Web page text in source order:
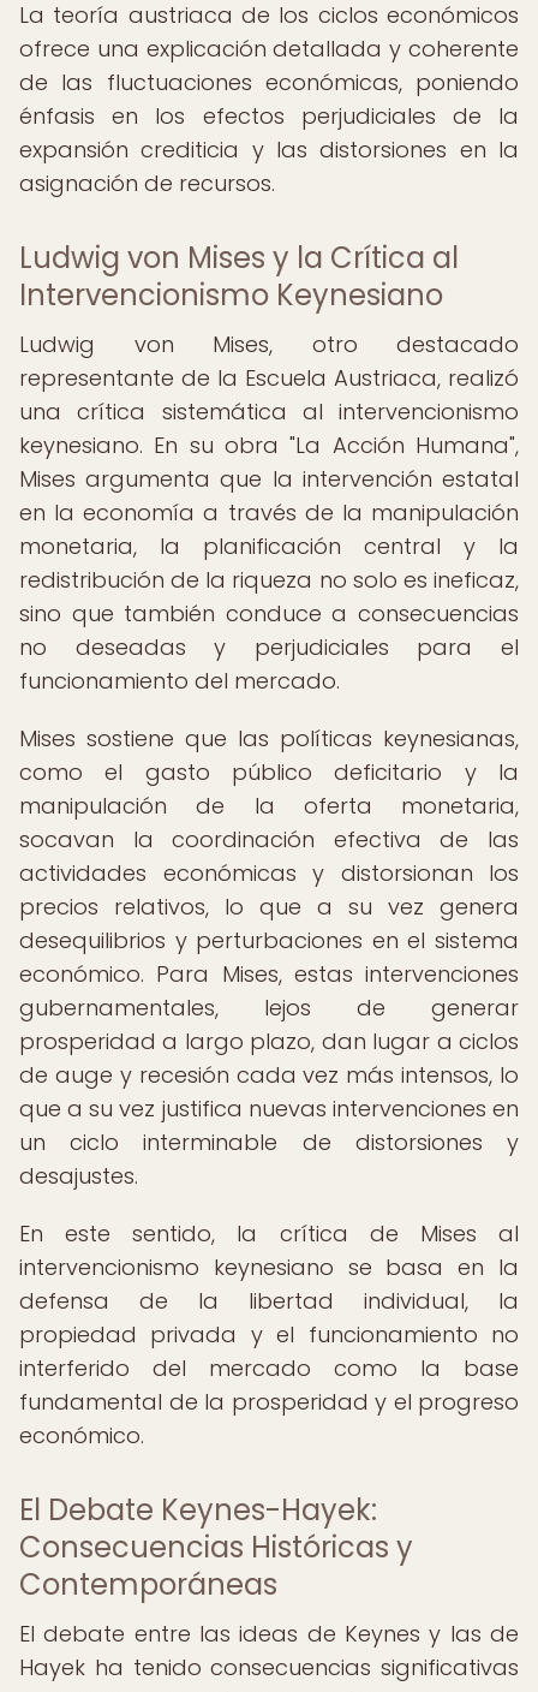
La teoría austriaca de los ciclos económicos
ofrece una explicación detallada y coherente
de las fluctuaciones económicas, poniendo
énfasis en los efectos perjudiciales de la
expansión crediticia y las distorsiones en la
asignación de recursos.
Ludwig von Mises y la Crítica al
Intervencionismo Keynesiano
Ludwig von Mises, otro destacado
representante de la Escuela Austriaca, realizó
una crítica sistemática al intervencionismo
keynesiano. En su obra "La Acción Humana",
Mises argumenta que la intervención estatal
en la economía a través de la manipulación
monetaria, la planificación central y la
redistribución de la riqueza no solo es ineficaz,
sino que también conduce a consecuencias
no deseadas y perjudiciales para el
funcionamiento del mercado.
Mises sostiene que las políticas keynesianas,
como el gasto público deficitario y la
manipulación de la oferta monetaria,
socavan la coordinación efectiva de las
actividades económicas y distorsionan los
precios relativos, lo que a su vez genera
desequilibrios y perturbaciones en el sistema
económico. Para Mises, estas intervenciones
gubernamentales, lejos de generar
prosperidad a largo plazo, dan lugar a ciclos
de auge y recesión cada vez más intensos, lo
que a su vez justifica nuevas intervenciones en
un ciclo interminable de distorsiones y
desajustes.
En este sentido, la crítica de Mises al
intervencionismo keynesiano se basa en la
defensa de la libertad individual, la
propiedad privada y el funcionamiento no
interferido del mercado como la base
fundamental de la prosperidad y el progreso
económico.
El Debate Keynes-Hayek:
Consecuencias Históricas y
Contemporáneas
El debate entre las ideas de Keynes y las de
Hayek ha tenido consecuencias significativas